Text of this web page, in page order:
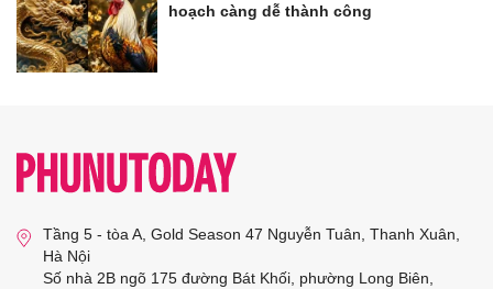
hoạch càng dễ thành công
Tầng 5 - tòa A, Gold Season 47 Nguyễn Tuân, Thanh Xuân,
Hà Nội
Số nhà 2B ngõ 175 đường Bát Khối, phường Long Biên,